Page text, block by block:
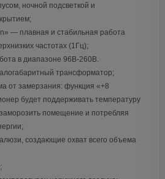
ночной подсветкой и
— плавная и стабильная работа
частотах (1Гц);
в диапазоне 96В-260В.
трансформатор;
от замерзания: функция «+8
будет поддерживать температуру
помещение и потребляя
создающие охват всего объема